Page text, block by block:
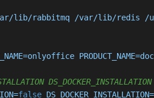
lib/rabbitmq /var/lib/redis /
DS_DOCKER_INSTALLATION
false DS_DOCKER_INSTALLATION=